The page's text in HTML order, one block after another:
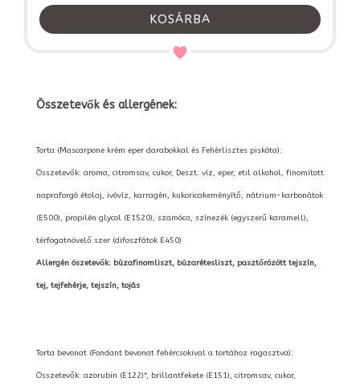
KOSÁRBA
Összetevők és allergének:
Torta (Mascarpone krém eper darabokkal és Fehérlisztes piskóta):
Összetevők: aroma, citromsav, cukor, Deszt. víz, eper, etil alkohol, finomított
napraforgó étolaj, ivóvíz, karragén, kukoricakeményítő, nátrium-karbonátok
(E500), propilén glycol (E1520), szamóca, színezék (egyszerű karamell),
térfogatnövelő szer (difoszfátok E450)
Allergén öszetevők: búzafinomliszt, búzarétesliszt, pasztőrözött tejszín,
tej, tejfehérje, tejszín, tojás
Torta bevonat (Fondant bevonat fehércsokival a tortához ragasztva):
Összetevők: azorubin (E122)*, brillantfekete (E151), citromsav, cukor,